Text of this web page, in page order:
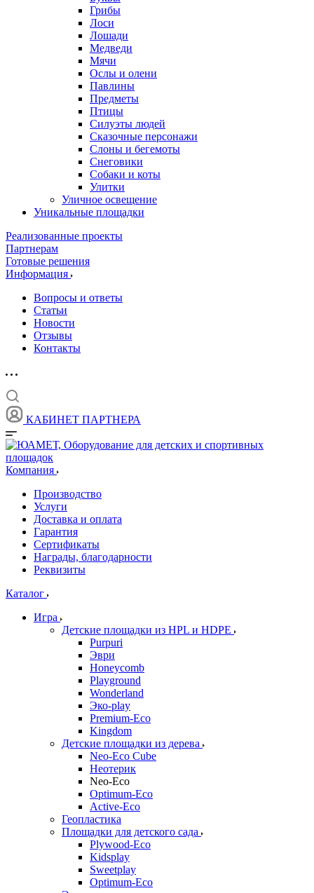
Грибы
Лоси
Лошади
Медведи
Мячи
Ослы и олени
Павлины
Предметы
Птицы
Силуэты людей
Сказочные персонажи
Слоны и бегемоты
Снеговики
Собаки и коты
Улитки
Уличное освещение
Уникальные площадки
Реализованные проекты
Партнерам
Готовые решения
Информация
Вопросы и ответы
Статьи
Новости
Отзывы
Контакты
КАБИНЕТ ПАРТНЕРА
Компания
Производство
Услуги
Доставка и оплата
Гарантия
Сертификаты
Награды, благодарности
Реквизиты
Каталог
Игра
Детские площадки из HPL и HDPE
Purpuri
Эври
Honeycomb
Playground
Wonderland
Эко-play
Premium-Eco
Kingdom
Детские площадки из дерева
Neo-Eco Cube
Неотерик
Neo-Eco
Оptimum-Еco
Active-Eco
Геопластика
Площадки для детского сада
Plywood-Eco
Kidsplay
Sweetplay
Оptimum-Еco